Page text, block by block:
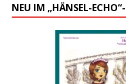
NEU IM „HÄNSEL-